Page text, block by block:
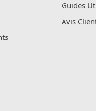
Guides
Avis